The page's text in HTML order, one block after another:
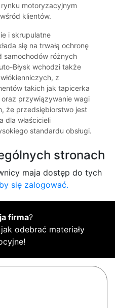
motoryzacyjnym
klientów.
i skrupulatne
się na trwałą ochronę
samochodów różnych
Błysk wchodzi także
z
takich jak tapicerka
przywiązywanie wagi
że przedsiębiorstwo jest
dla właścicieli
standardu obsługi.
stronach
maja dostęp do tych
się zalogować.
firma?
odebrać materiały